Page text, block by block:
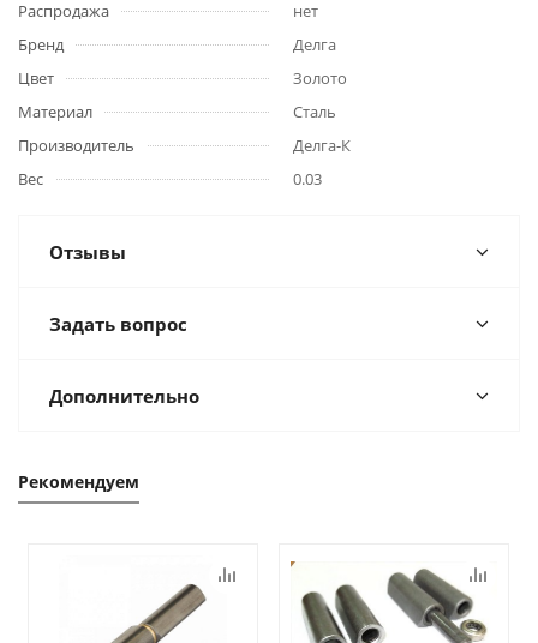
Распродажа
нет
Бренд
Делга
Цвет
Золото
Материал
Сталь
Производитель
Делга-К
Вес
0.03
Отзывы
Задать вопрос
Дополнительно
Рекомендуем